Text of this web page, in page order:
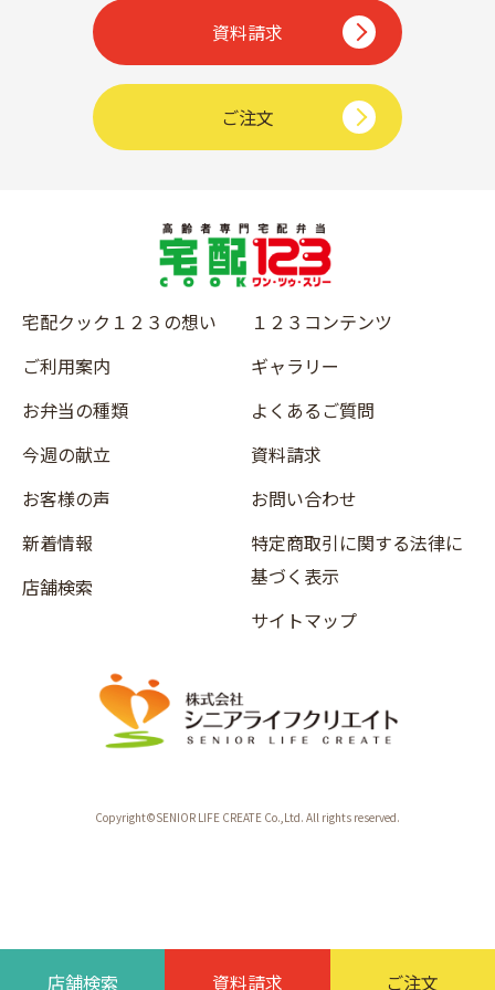
店舗検索 資料請求 ご注文
資料請求
ご注文
宅配クック１２３の想い
ご利用案内
お弁当の種類
今週の献立
お客様の声
新着情報
店舗検索
１２３コンテンツ
ギャラリー
よくあるご質問
資料請求
お問い合わせ
特定商取引に関する法律に
基づく表示
サイトマップ
Copyright©SENIOR LIFE CREATE Co.,Ltd. All rights reserved.